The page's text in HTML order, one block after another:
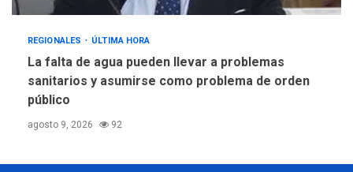
REGIONALES ÚLTIMA HORA
La falta de agua pueden llevar a problemas
sanitarios y asumirse como problema de orden
público
agosto 9, 2026 92